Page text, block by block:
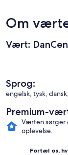
Om
Vært:
Sprog:
engelsk, tysk,
Premium-
Værten sørger
oplevelse.
Fortæl os,